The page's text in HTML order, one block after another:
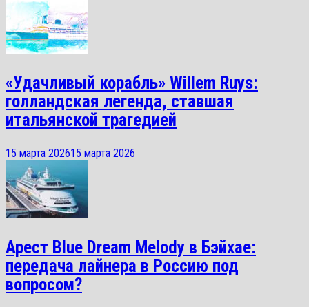
«Удачливый корабль» Willem Ruys:
голландская легенда, ставшая
итальянской трагедией
15 марта 202615 марта 2026
Арест Blue Dream Melody в Бэйхае:
передача лайнера в Россию под
вопросом?